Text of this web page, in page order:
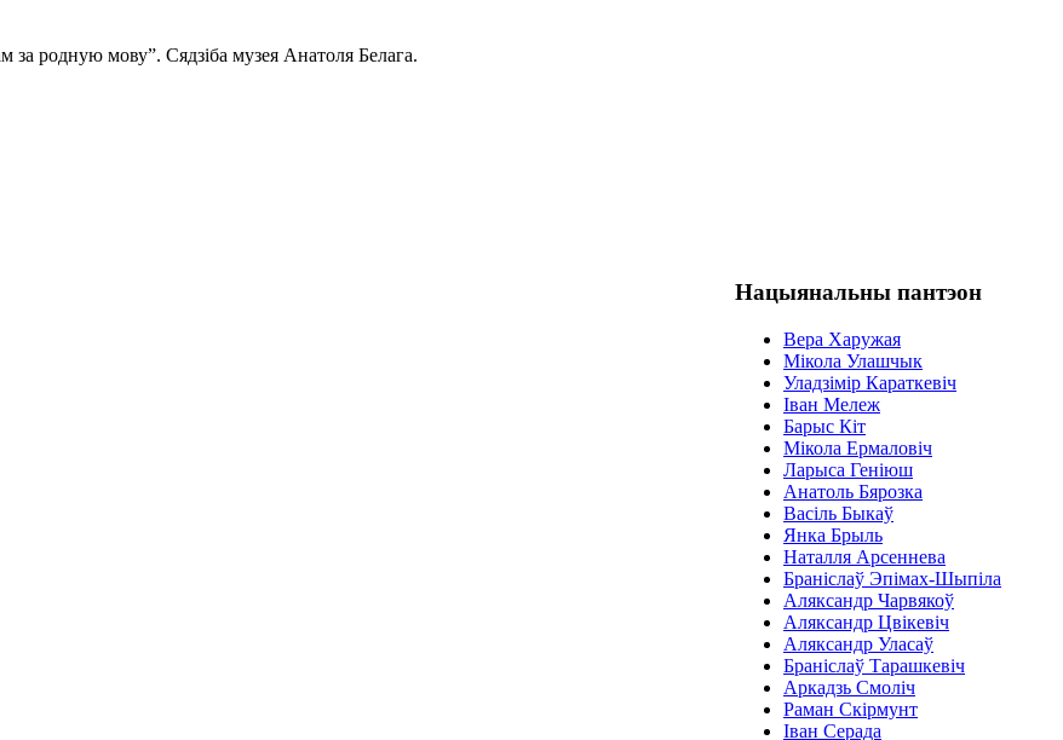
за родную мову”. Сядзіба музея Анатоля Белага.
Нацыянальны пантэон
Вера Харужая
Мікола Улашчык
Уладзімір Караткевіч
Іван Мележ
Барыс Кіт
Мікола Ермаловіч
Ларыса Геніюш
Анатоль Бярозка
Васіль Быкаў
Янка Брыль
Наталля Арсеннева
Браніслаў Эпімах-Шыпіла
Аляксандр Чарвякоў
Аляксандр Цвікевіч
Аляксандр Уласаў
Браніслаў Тарашкевіч
Аркадзь Смоліч
Раман Скірмунт
Іван Серада